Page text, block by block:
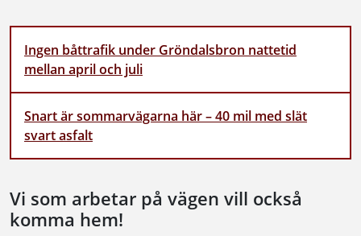
Ingen båttrafik under Gröndalsbron nattetid
mellan april och juli
Snart är sommarvägarna här – 40 mil med slät
svart asfalt
Vi som arbetar på vägen vill också
komma hem!